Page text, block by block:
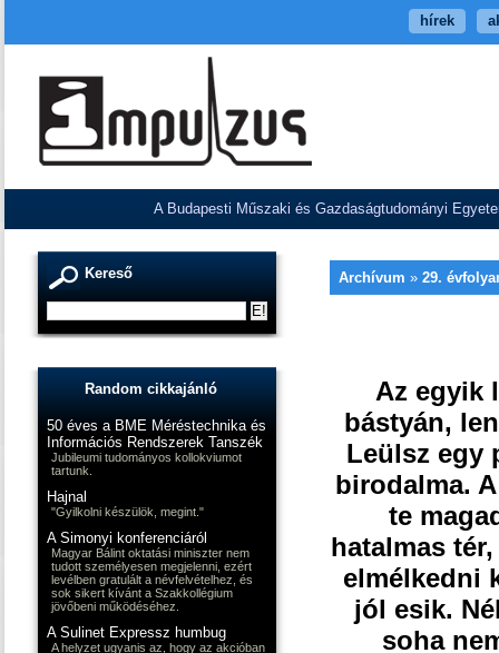
hírek
A Budapesti Műszaki és Gazdaságtudományi
Kereső
Random cikkajánló
50 éves a BME Méréstechnika és
Információs Rendszerek Tanszék
Jubileumi tudományos kollokviumot
tartunk.
Hajnal
"Gyilkolni készülök, megint."
A Simonyi konferenciáról
Magyar Bálint oktatási miniszter nem
tudott személyesen megjelenni, ezért
levélben gratulált a névfelvételhez, és
sok sikert kívánt a Szakkollégium
jövőbeni működéséhez.
A Sulinet Expressz humbug
A helyzet ugyanis az, hogy az akcióban
Archívum » 29.
Az egyik
bástyán,
Leülsz egy
birodalma.
te
hatalmas
elmélkedni
jól esik.
soha